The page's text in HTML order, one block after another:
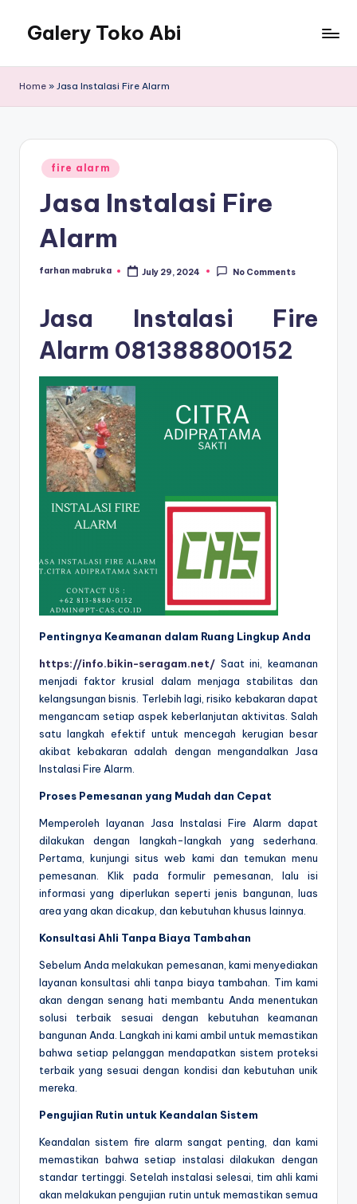
Galery Toko Abi
Home » Jasa Instalasi Fire Alarm
Posted
in
fire alarm
Jasa Instalasi Fire
Alarm
Posted
farhan mabruka July 29, 2024 No Comments
Jasa Instalasi Fire
Alarm 081388800152
Pentingnya Keamanan dalam Ruang Lingkup Anda
https://info.bikin-seragam.net/ Saat ini, keamanan
menjadi faktor krusial dalam menjaga stabilitas dan
kelangsungan bisnis. Terlebih lagi, risiko kebakaran dapat
mengancam setiap aspek keberlanjutan aktivitas. Salah
satu langkah efektif untuk mencegah kerugian besar
akibat kebakaran adalah dengan mengandalkan Jasa
Instalasi Fire Alarm.
Proses Pemesanan yang Mudah dan Cepat
Memperoleh layanan Jasa Instalasi Fire Alarm dapat
dilakukan dengan langkah-langkah yang sederhana.
Pertama, kunjungi situs web kami dan temukan menu
pemesanan. Klik pada formulir pemesanan, lalu isi
informasi yang diperlukan seperti jenis bangunan, luas
area yang akan dicakup, dan kebutuhan khusus lainnya.
Konsultasi Ahli Tanpa Biaya Tambahan
Sebelum Anda melakukan pemesanan, kami menyediakan
layanan konsultasi ahli tanpa biaya tambahan. Tim kami
akan dengan senang hati membantu Anda menentukan
solusi terbaik sesuai dengan kebutuhan keamanan
bangunan Anda. Langkah ini kami ambil untuk memastikan
bahwa setiap pelanggan mendapatkan sistem proteksi
terbaik yang sesuai dengan kondisi dan kebutuhan unik
mereka.
Pengujian Rutin untuk Keandalan Sistem
Keandalan sistem fire alarm sangat penting, dan kami
memastikan bahwa setiap instalasi dilakukan dengan
standar tertinggi. Setelah instalasi selesai, tim ahli kami
akan melakukan pengujian rutin untuk memastikan semua